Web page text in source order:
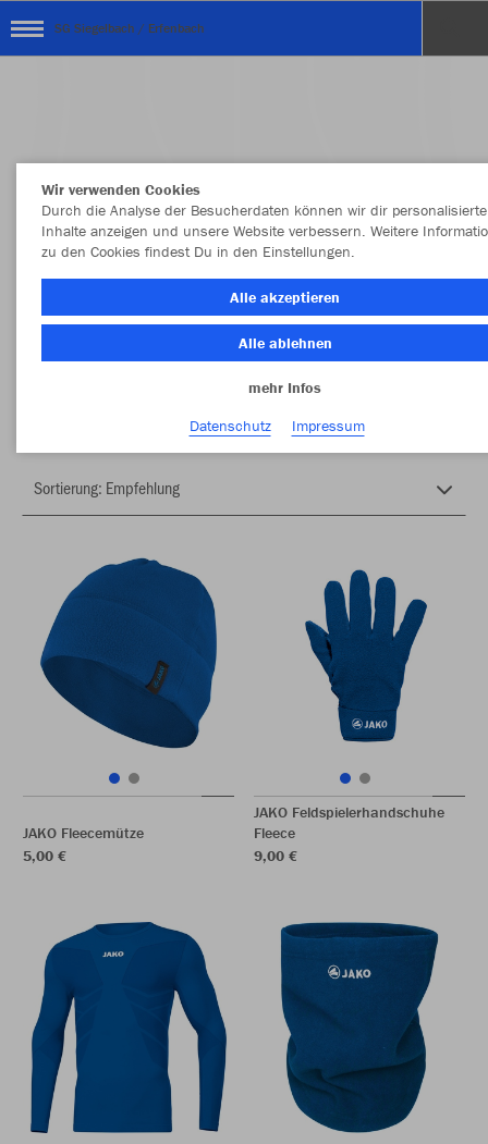
SG Siegelbach / Erfenbach
Herzlich Willkommen im Teamshop SG
Siegelbach / Erfenbach
JAKO Fleecemütze
5,00 €
JAKO Feldspielerhandschuhe
Fleece
9,00 €
Wir verwenden Cookies
Durch die Analyse der Besucherdaten können wir dir personalisierte
Inhalte anzeigen und unsere Website verbessern. Weitere
zu den Cookies findest Du in den Einstellungen.
Alle akzeptieren
Alle ablehnen
mehr Infos
Datenschutz
Impressum